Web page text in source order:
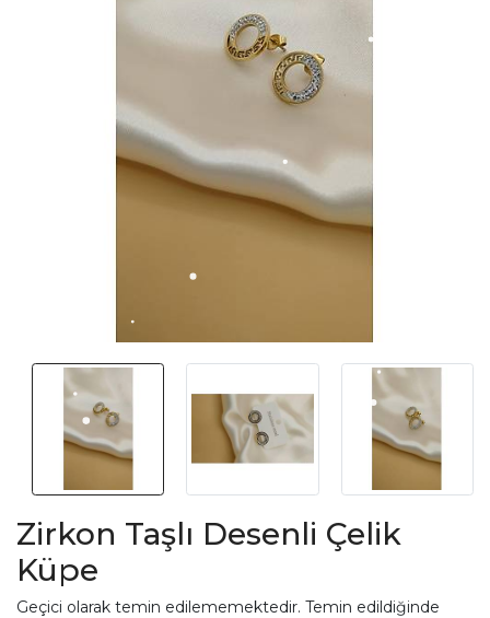
Zirkon Taşlı Desenli Çelik
Küpe
Geçici olarak temin edilememektedir. Temin edildiğinde